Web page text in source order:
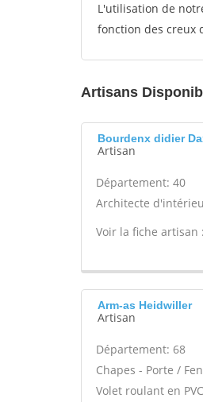
L'utilisation de
fonction des creux
Artisans
Bourdenx didier
Artisan
Département: 40
Architecte
Voir la fiche artisan :
Arm-as Heidwiller
Artisan
Département: 68
Chapes - Porte /
Volet roulant en